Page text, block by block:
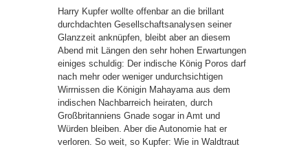
Harry Kupfer wollte offenbar an die brillant
durchdachten Gesellschaftsanalysen seiner
Glanzzeit anknüpfen, bleibt aber an diesem
Abend mit Längen den sehr hohen Erwartungen
einiges schuldig: Der indische König Poros darf
nach mehr oder weniger undurchsichtigen
Wirrnissen die Königin Mahayama aus dem
indischen Nachbarreich heiraten, durch
Großbritanniens Gnade sogar in Amt und
Würden bleiben. Aber die Autonomie hat er
verloren. So weit, so Kupfer: Wie in Waldtraut